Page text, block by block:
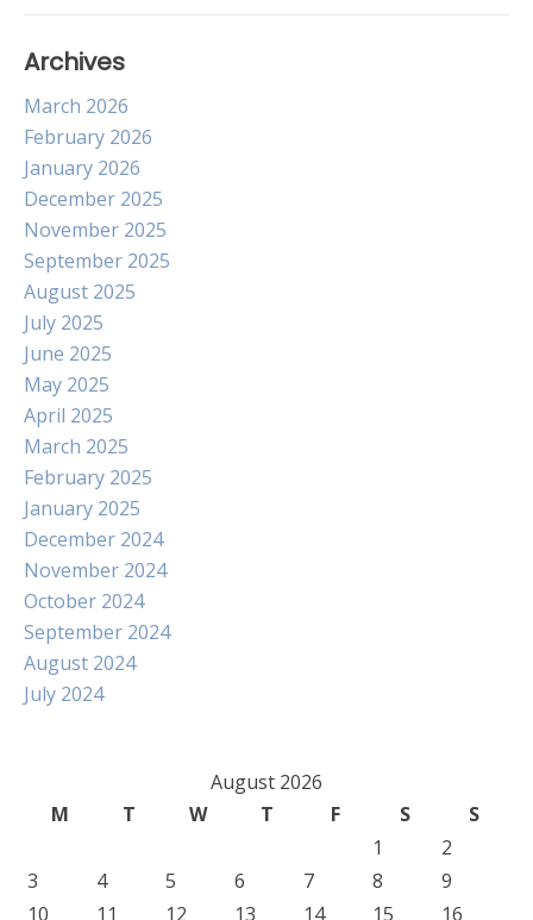
Archives
March 2026
February 2026
January 2026
December 2025
November 2025
September 2025
August 2025
July 2025
June 2025
May 2025
April 2025
March 2025
February 2025
January 2025
December 2024
November 2024
October 2024
September 2024
August 2024
July 2024
August 2026
M
T W T F S
S
1
2
3
4 5 6 7 8
9
10
11 12 13 14 15 16